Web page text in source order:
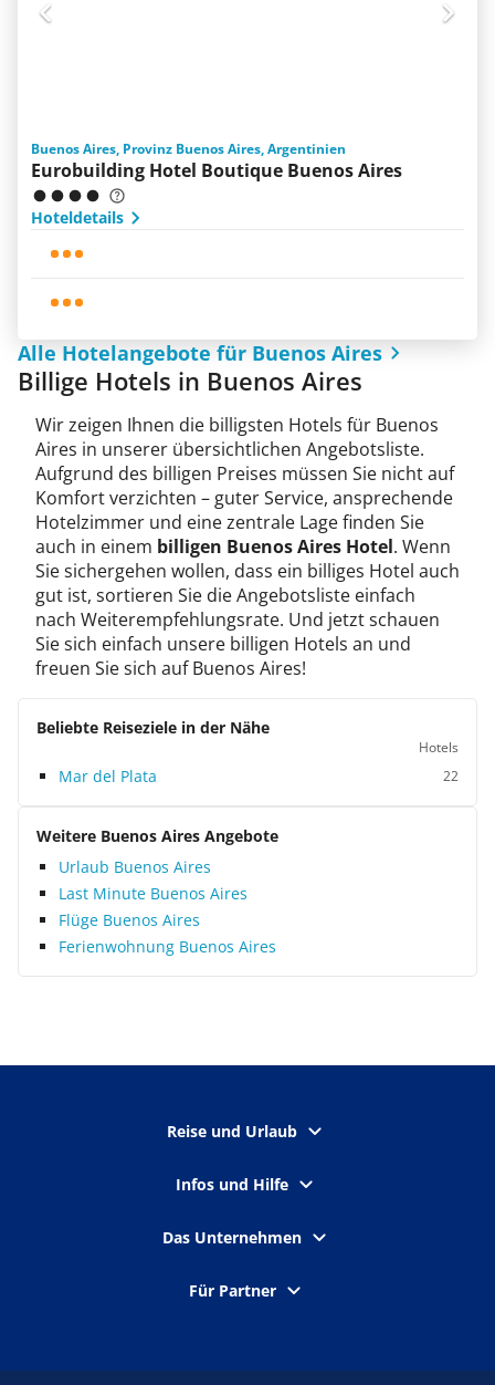
Buenos Aires, Provinz Buenos Aires, Argentinien
Eurobuilding Hotel Boutique Buenos Aires
Hoteldetails
Alle Hotelangebote für Buenos Aires
Billige Hotels in Buenos Aires
Wir zeigen Ihnen die billigsten Hotels für Buenos
Aires in unserer übersichtlichen Angebotsliste.
Aufgrund des billigen Preises müssen Sie nicht auf
Komfort verzichten – guter Service, ansprechende
Hotelzimmer und eine zentrale Lage finden Sie
auch in einem billigen Buenos Aires Hotel. Wenn
Sie sichergehen wollen, dass ein billiges Hotel auch
gut ist, sortieren Sie die Angebotsliste einfach
nach Weiterempfehlungsrate. Und jetzt schauen
Sie sich einfach unsere billigen Hotels an und
freuen Sie sich auf Buenos Aires!
Beliebte Reiseziele in der Nähe
Hotels
Mar del Plata 22
Weitere Buenos Aires Angebote
Urlaub Buenos Aires
Last Minute Buenos Aires
Flüge Buenos Aires
Ferienwohnung Buenos Aires
Reise und Urlaub
Infos und Hilfe
Das Unternehmen
Für Partner